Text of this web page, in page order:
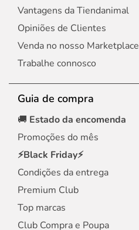
Vantagens da Tiendanimal
Opiniões de Clientes
Venda no nosso Marketplace
Trabalhe connosco
Guia de compra
🚚 Estado da encomenda
Promoções do mês
⚡Black Friday⚡
Condições da entrega
Premium Club
Top marcas
Club Compra e Poupa